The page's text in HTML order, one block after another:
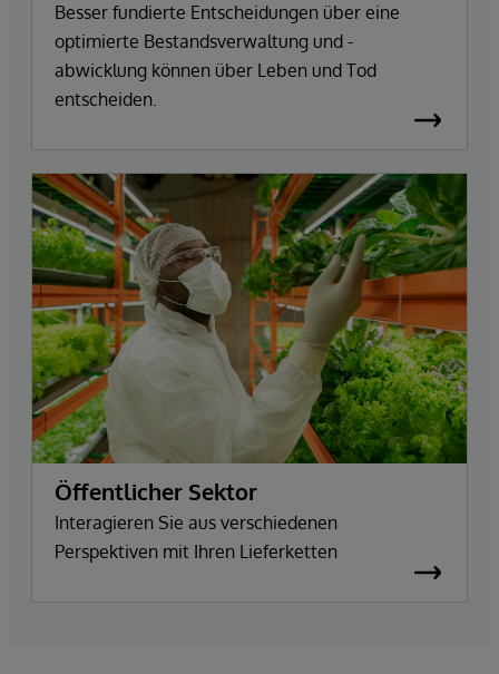
Besser fundierte Entscheidungen über eine
optimierte Bestandsverwaltung und -
abwicklung können über Leben und Tod
entscheiden.
Öffentlicher Sektor
Interagieren Sie aus verschiedenen
Perspektiven mit Ihren Lieferketten